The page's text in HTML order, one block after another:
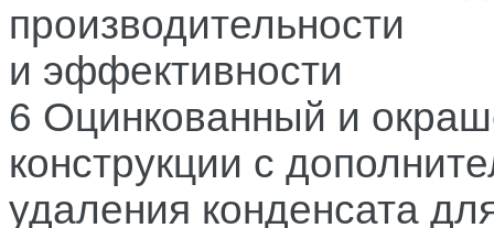
производительности
и эффективности
6 Оцинкованный и
конструкции с
удаления конденсата